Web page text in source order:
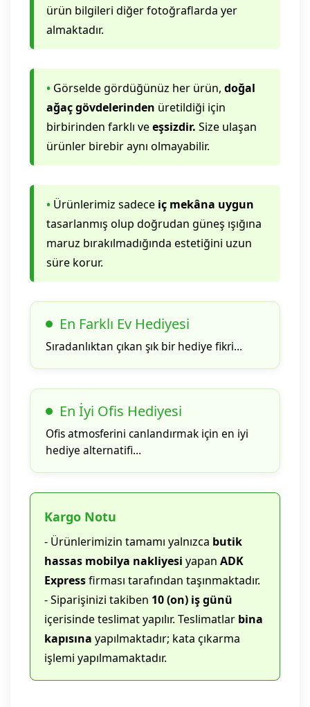
ürün bilgileri diğer fotoğraflarda yer
almaktadır.
• Görselde gördüğünüz her ürün, doğal
ağaç gövdelerinden üretildiği için
birbirinden farklı veeşsizdir. Size ulaşan
ürünler birebir aynı olmayabilir.
• Ürünlerimiz sadece iç mekâna uygun
tasarlanmış olup doğrudan güneş ışığına
maruz bırakılmadığında estetiğini uzun
süre korur.
En Farklı Ev Hediyesi
Sıradanlıktan çıkan şık bir hediye fikri…
En İyi Ofis Hediyesi
Ofis atmosferini canlandırmak için en iyi
hediye alternatifi…
Kargo Notu
- Ürünlerimizin tamamı yalnızca butik
hassas mobilya nakliyesi yapan ADK
Expressfirması tarafından taşınmaktadır.
- Siparişinizi takiben 10 (on) iş günü
içerisinde teslimat yapılır. Teslimatlar bina
kapısına yapılmaktadır; kata çıkarma
işlemi yapılmamaktadır.